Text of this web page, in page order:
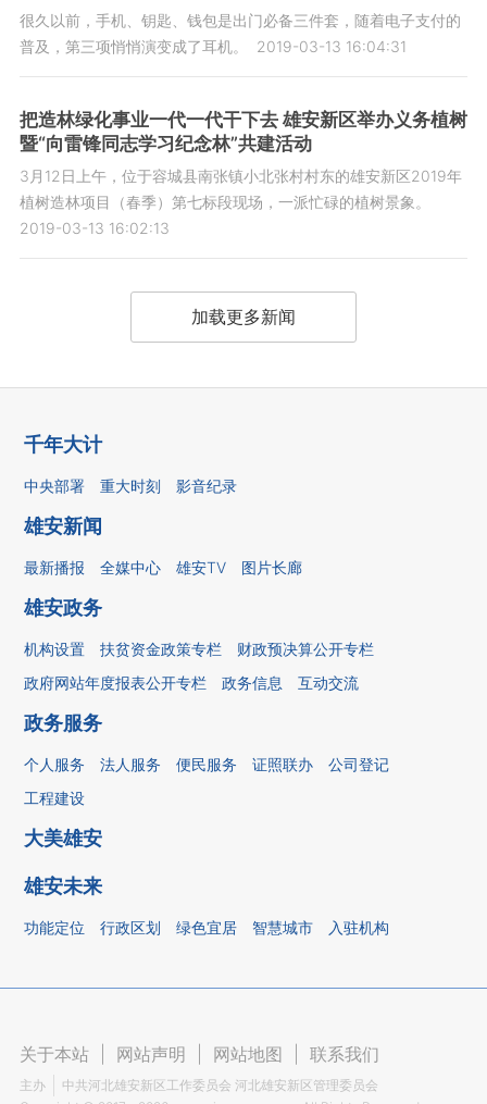
很久以前，手机、钥匙、钱包是出门必备三件套，随着电子支付的
普及，第三项悄悄演变成了耳机。
2019-03-13 16:04:31
把造林绿化事业一代一代干下去 雄安新区举办义务植树
暨“向雷锋同志学习纪念林”共建活动
3月12日上午，位于容城县南张镇小北张村村东的雄安新区2019年
植树造林项目（春季）第七标段现场，一派忙碌的植树景象。
2019-03-13 16:02:13
加载更多新闻
千年大计
中央部署 重大时刻 影音纪录
雄安新闻
最新播报 全媒中心 雄安TV 图片长廊
雄安政务
机构设置 扶贫资金政策专栏
财政预决算公开专栏
政府网站年度报表公开专栏
政务信息 互动交流
政务服务
个人服务 法人服务 便民服务 证照联办
公司登记
工程建设
大美雄安
雄安未来
功能定位 行政区划 绿色宜居 智慧城市 入驻机构
关于本站 网站声明 网站地图 联系我们
主办
中共河北雄安新区工作委员会 河北雄安新区管理委员会